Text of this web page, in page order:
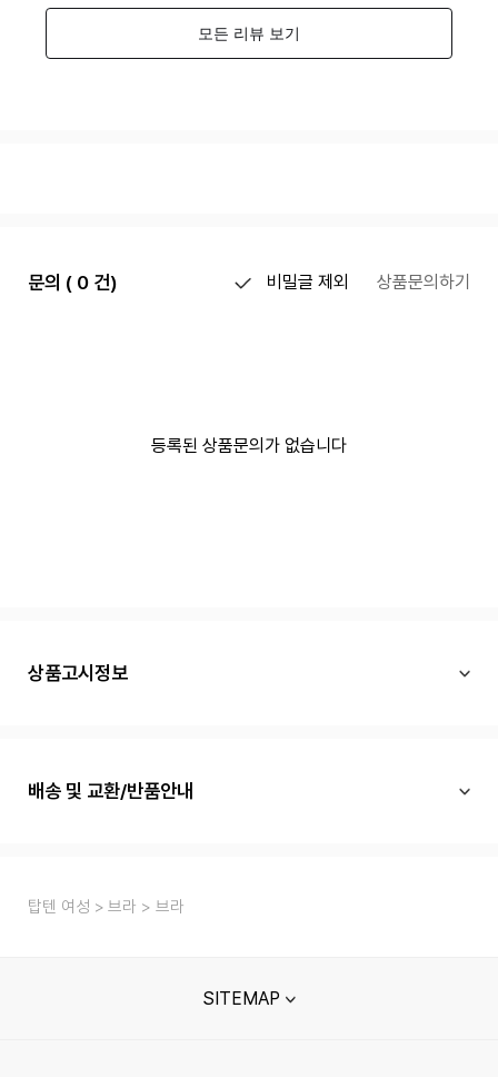
문의 ( 0 건) 비밀글 제외 상품문의하기
등록된 상품문의가 없습니다
상품고시정보
배송 및 교환/반품안내
탑텐 여성 브라 브라
SITEMAP